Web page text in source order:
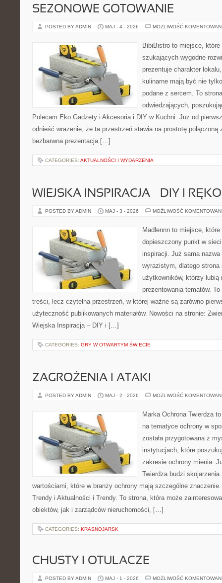
SEZONOWE GOTOWANIE
POSTED BY ADMIN MAJ - 4 - 2026 MOŻLIWOŚĆ
BibiBistro to miejsce,
szukających wygodne
prezentuje charakter
kulinarne mają być nie
podane z sercem. To
odwiedzających,
Polecam Eko Gadżety i Akcesoria i DIY w Kuchni. Już od
odnieść wrażenie, że ta przestrzeń stawia na prostotę
bezbarwna prezentacja […]
CATEGORIES: AKTUALNOŚCI I WYDARZENIA
WIEJSKA INSPIRACJA – DIY I
POSTED BY ADMIN MAJ - 3 - 2026 MOŻLIWOŚĆ
Madlennn to miejsce,
dopieszczony punkt w
inspiracji. Już sama
wyrazistym, dlatego
użytkowników, którzy lubią
prezentowania tematów.
treści, lecz czytelna przestrzeń, w której ważne są zarówno
użyteczność publikowanych materiałów. Nowości na stronie:
Wiejska Inspiracja – DIY i […]
CATEGORIES: GRY W OTWARTYM ŚWIECIE
ZAGROŻENIA I ATAKI
POSTED BY ADMIN MAJ - 2 - 2026 MOŻLIWOŚĆ
Marka Ochrona Twierdza
na tematyce ochrony w
została przygotowana z
instytucjach, które
zakresie ochrony mienia.
Twierdza budzi
wartościami, które w branży ochrony mają szczególne
Trendy i Aktualności i Trendy. To strona, która może
obiektów, jak i zarządców nieruchomości, […]
CATEGORIES: KRASNOJARSK
CHUSTY I OTULACZE
POSTED BY ADMIN MAJ - 1 - 2026 MOŻLIWOŚĆ